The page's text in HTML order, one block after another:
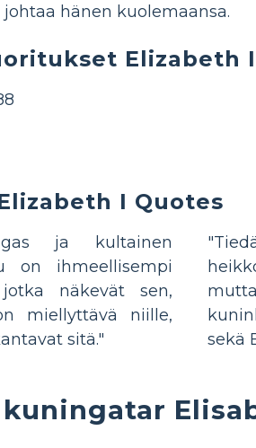
hänen kuolemaansa.
Elizabeth
I Quotes
ja kultainen
on ihmeellisempi
näkevät sen,
miellyttävä niille,
sitä."
sekä